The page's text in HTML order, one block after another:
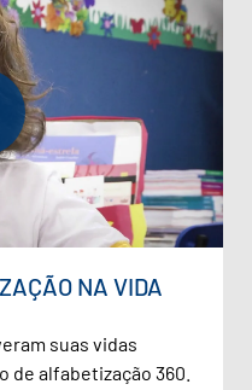
NA VIDA
suas vidas
de alfabetização 360.